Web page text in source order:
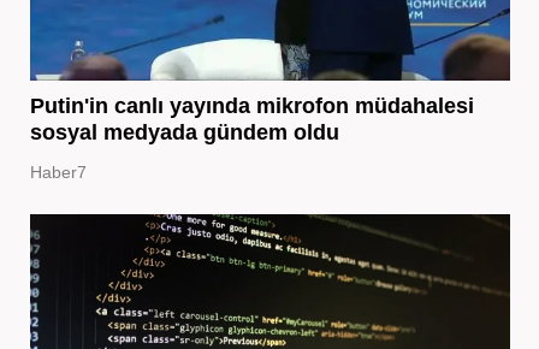
Putin'in canlı yayında mikrofon müdahalesi
sosyal medyada gündem oldu
Haber7